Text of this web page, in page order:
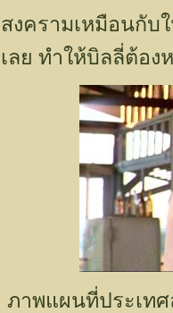
สงครามเหมือนกับ
เลย ทำให้บิลลี่ต้อง
ภาพแผนที่ประเท